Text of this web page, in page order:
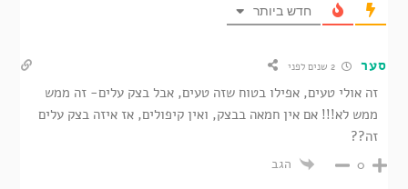
חדש ביותר
סער
זה אולי טעים, אפילו בטוח שזה טעים, אבל בצק עלים- זה ממש
ממש לא!!! אם אין חמאה בבצק, ואין קיפולים, אז איזה בצק עלים
זה??
0 הגב